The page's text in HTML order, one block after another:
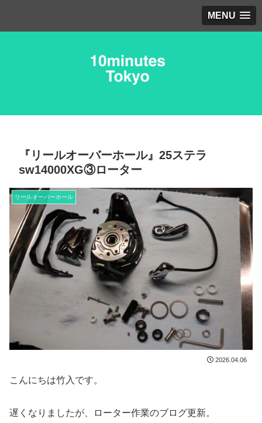
MENU
『リールオーバーホール』25ステラ
sw14000XG③ローター
リールオーバーホール
2026.04.06
こんにちは竹入です。
遅くなりましたが、ローター作業のブログ更新。